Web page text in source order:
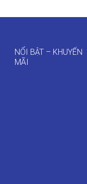
NỔI BẬT – KHUYẾN
MÃI